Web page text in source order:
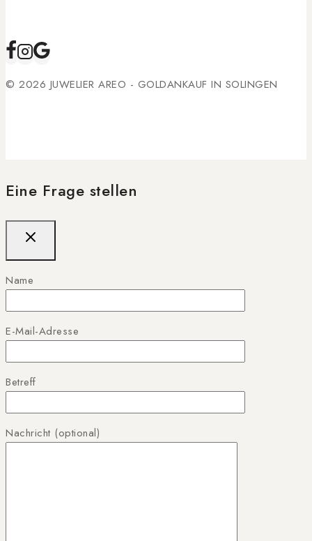
© 2026 JUWELIER AREO - GOLDANKAUF IN SOLINGEN
Eine Frage stellen
Name
E-Mail-Adresse
Betreff
Nachricht (optional)